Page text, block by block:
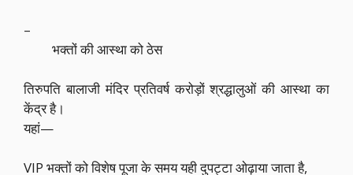
–
भक्तों की आस्था को ठेस
तिरुपति बालाजी मंदिर प्रतिवर्ष करोड़ों श्रद्धालुओं की आस्था का
केंद्र है।
यहां—
VIP भक्तों को विशेष पूजा के समय यही दुपट्टा ओढ़ाया जाता है,